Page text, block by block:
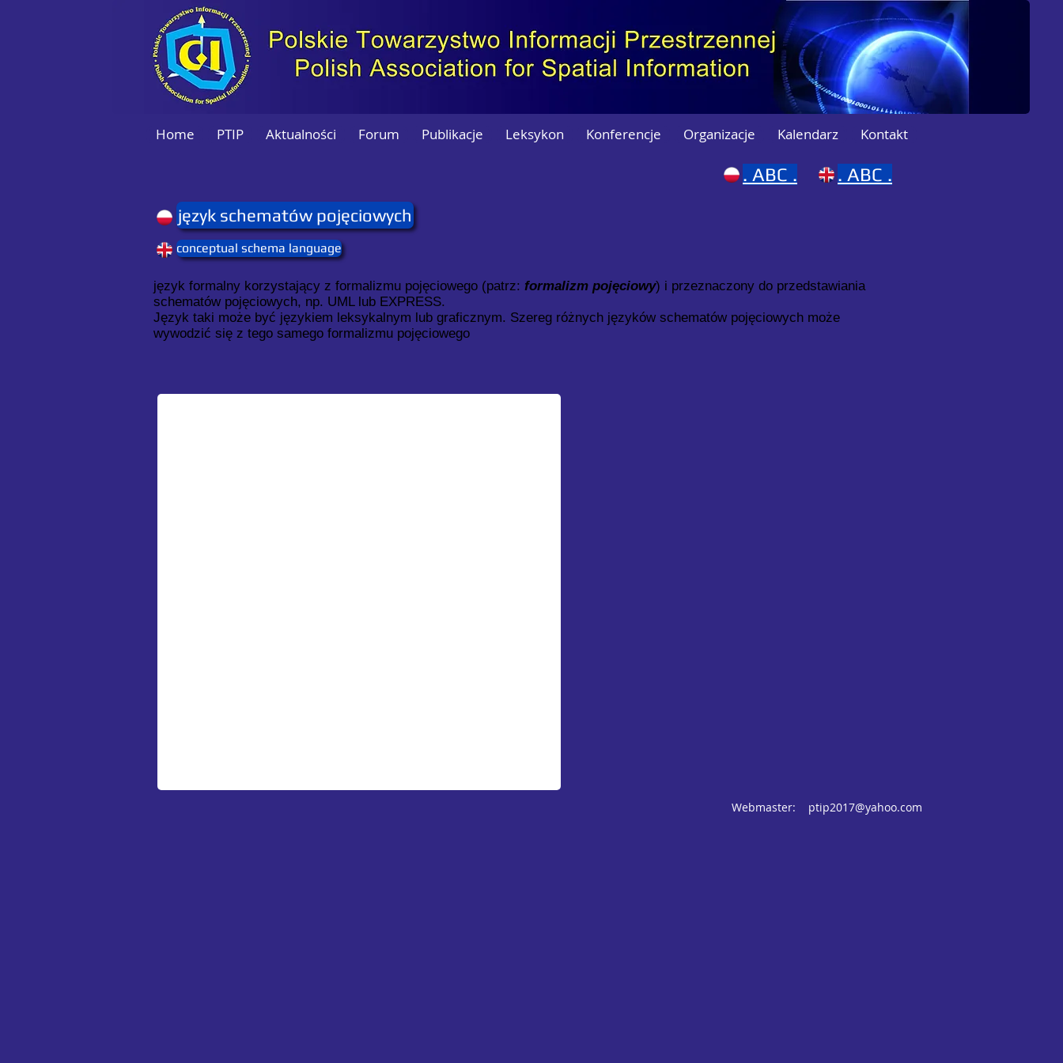
Home PTIP Aktualności Forum Publikacje Leksykon Konferencje Organizacje Kalendarz Kontakt
. ABC . . ABC .
język schematów pojęciowych
conceptual schema language
język formalny korzystający z formalizmu pojęciowego (patrz: formalizm pojęciowy) i przeznaczony do przedstawiania
schematów pojęciowych, np. UML lub EXPRESS.
Język taki może być językiem leksykalnym lub graficznym. Szereg różnych języków schematów pojęciowych może
wywodzić się z tego samego formalizmu pojęciowego
Webmaster: ptip2017@yahoo.com